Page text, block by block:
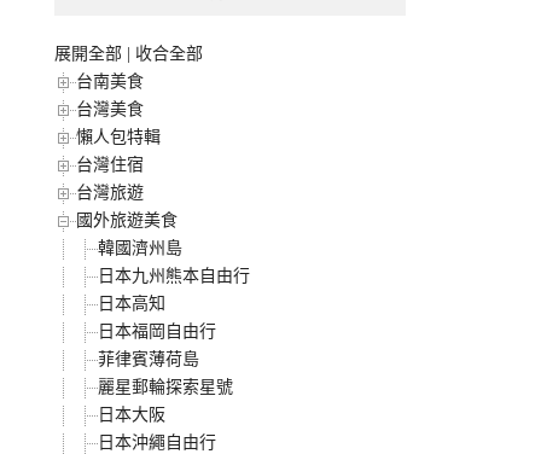
展開全部
收合全部
台南美食
台灣美食
懶人包特輯
台灣住宿
台灣旅遊
國外旅遊美食
韓國濟州島
日本九州熊本自由行
日本高知
日本福岡自由行
菲律賓薄荷島
麗星郵輪探索星號
日本大阪
日本沖繩自由行